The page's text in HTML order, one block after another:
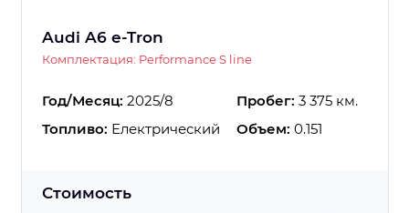
Audi A6 e-Tron
Комплектация: Performance S line
Год/Месяц: 2025/8 Пробег: 3 375 км.
Топливо: Електрический Объем: 0.151
Стоимость